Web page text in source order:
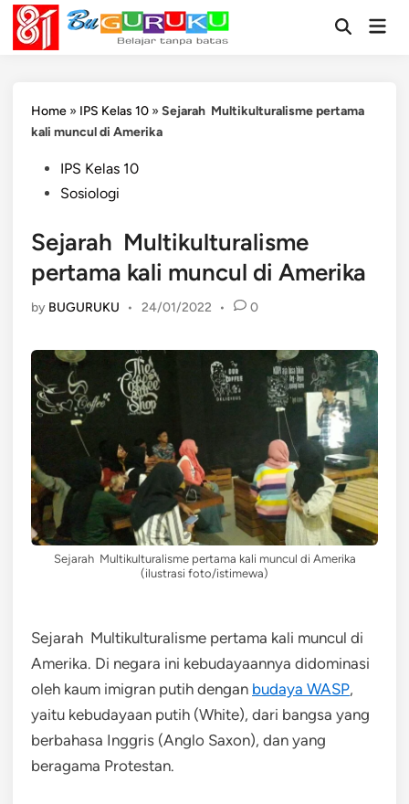
Skip
content
OpenMain
Home » IPS Kelas 10 »Sejarah Multikulturalisme pertama
kali muncul di Amerika
PostedIPS Kelas 10
Sosiologi
Sejarah Multikulturalisme
pertama kali muncul di Amerika
by BUGURUKU • 24/01/2022 • 0
Sejarah Multikulturalisme pertama kali muncul di Amerika
(ilustrasi foto/istimewa)
Sejarah Multikulturalisme pertama kali muncul di
Amerika. Di negara ini kebudayaannya didominasi
oleh kaum imigran putih dengan budaya WASP,
yaitu kebudayaan putih (White), dari bangsa yang
berbahasa Inggris (Anglo Saxon), dan yang
beragama Protestan.